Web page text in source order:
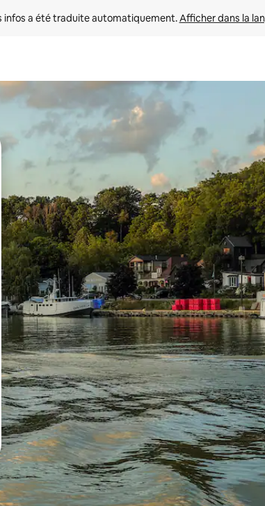
infos a été traduite automatiquement. Afficher dans la
flèches vers le haut et vers le bas, ou en appuyant